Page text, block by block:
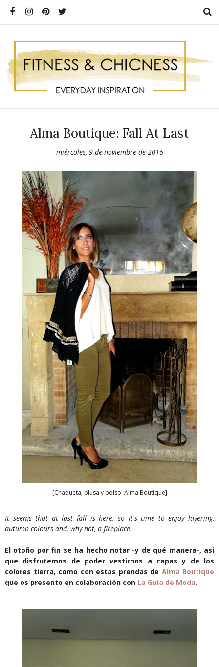
Alma Boutique: Fall At Last
miércoles, 9 de noviembre de 2016
[Chaqueta, blusa y bolso: Alma Boutique]
It seems that at last fall is here, so it's time to enjoy layering,
autumn colours and, why not, a fireplace.
El otoño por fin se ha hecho notar -y de qué manera-, así
que disfrutemos de poder vestirnos a capas y de los
colores tierra, como con estas prendas de Alma Boutique
que os presento en colaboración con La Guía de Moda.